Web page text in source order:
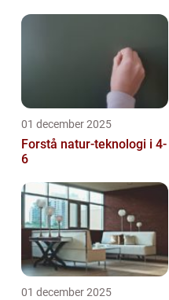
01 december 2025
Forstå natur-teknologi i 4-
6
01 december 2025